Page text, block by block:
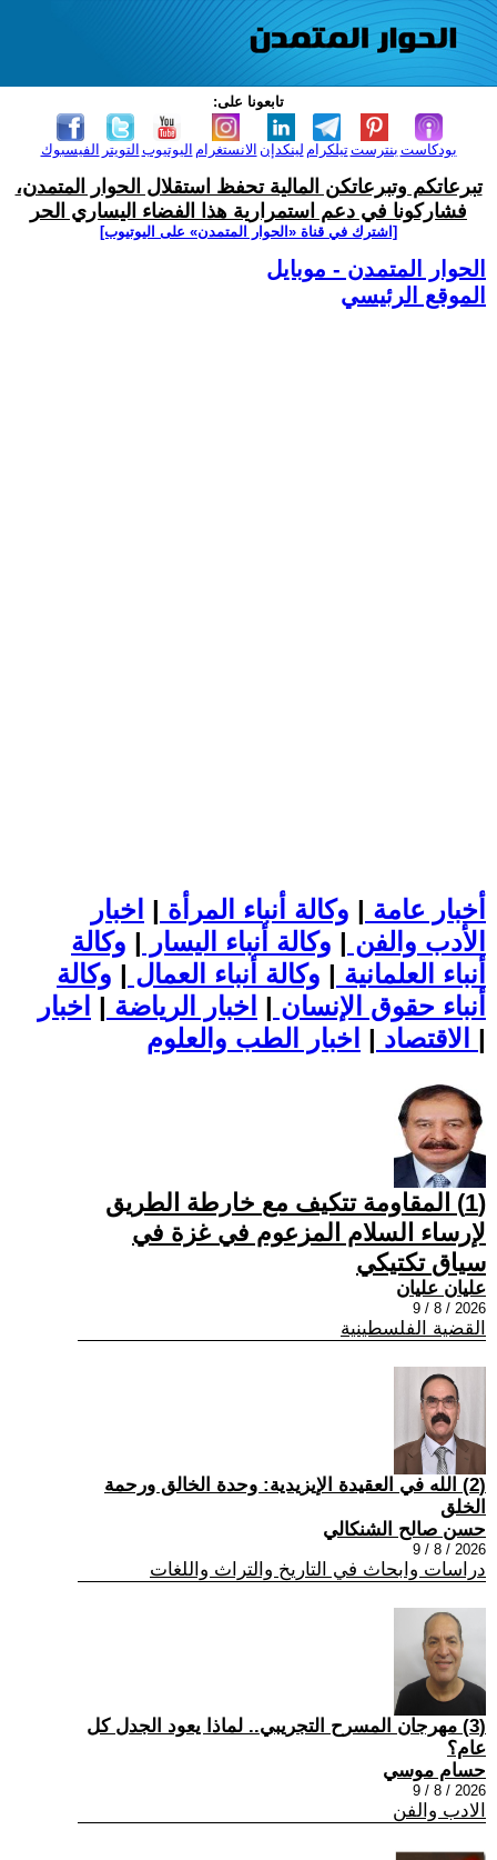
تابعونا على:
الفيسبوك التويتر اليوتيوب الانستغرام لينكدإن تيلكرامبنترست بودكاست
تبرعاتكم وتبرعاتكن المالية تحفظ استقلال الحوار المتمدن،
فشاركونا في دعم استمرارية هذا الفضاء اليساري الحر
[اشترك في قناة ‫«الحوار المتمدن» على اليوتيوب]
الحوار المتمدن - موبايل
الموقع الرئيسي
أخبار عامة | وكالة أنباء المرأة | اخبار
الأدب والفن | وكالة أنباء اليسار | وكالة
أنباء العلمانية | وكالة أنباء العمال | وكالة
أنباء حقوق الإنسان | اخبار الرياضة | اخبار
الاقتصاد | |
(1) المقاومة تتكيف مع خارطة الطريق
لإرساء السلام المزعوم في غزة في
سياق تكتيكي
عليان عليان
2026 / 8 / 9
القضية الفلسطينية
(2) الله في العقيدة الإيزيدية: وحدة الخالق ورحمة
الخلق
حسن صالح الشنكالي
2026 / 8 / 9
دراسات وابحاث في التاريخ والتراث واللغات
(3) مهرجان المسرح التجريبي.. لماذا يعود الجدل كل
عام؟
حسام موسي
2026 / 8 / 9
الادب والفن